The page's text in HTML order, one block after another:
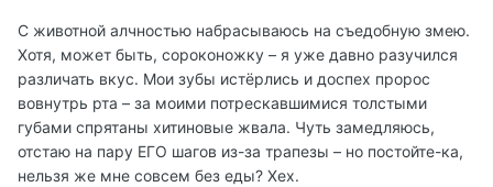
С животной алчностью набрасываюсь на съедобную змею.
Хотя, может быть, сороконожку – я уже давно разучился
различать вкус. Мои зубы истёрлись и доспех пророс
вовнутрь рта – за моими потрескавшимися толстыми
губами спрятаны хитиновые жвала. Чуть замедляюсь,
отстаю на пару ЕГО шагов из-за трапезы – но постойте-ка,
нельзя же мне совсем без еды? Хех.